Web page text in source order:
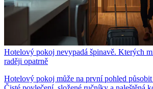
Hotelový pokoj nevypadá špinavě. Kterých
raději opatrně
Hotelový pokoj může na první pohled